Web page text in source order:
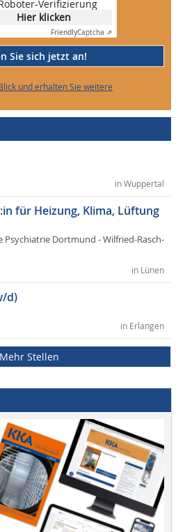
Verifizierung
Hier klicken
FriendlyCaptcha ⇗
Sie sich jetzt an!
und erhalten Sie weitere
in Wuppertal
für Heizung, Klima, Lüftung
Psychiatrie Dortmund - Wilfried-Rasch-
in Lünen
d)
in Erlangen
Mehr Stellen